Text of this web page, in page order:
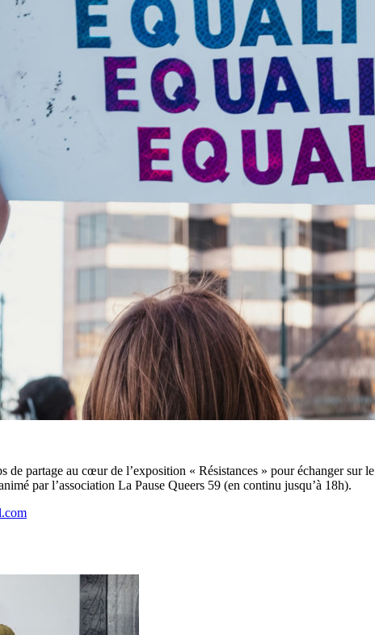
partage au cœur de l’exposition « Résistances » pour échanger sur
par l’association La Pause Queers 59 (en continu jusqu’à 18h).